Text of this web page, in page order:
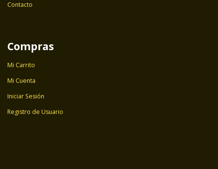
Contacto
Compras
Mi Carrito
Mi Cuenta
Iniciar Sesión
Registro de Usuario